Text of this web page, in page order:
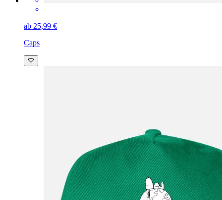
ab 25,99 €
Caps